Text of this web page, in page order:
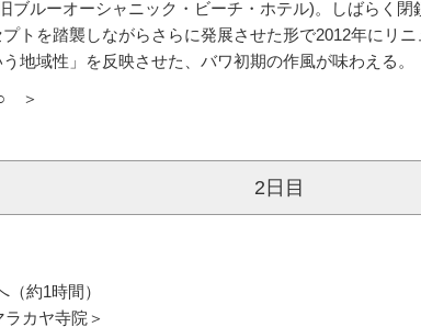
ィング・ラグーン＞
[1965]
トを踏襲しながらさらに発展させた形で2012年にリ
地域性」を反映させた、バワ初期の作風が味わえる。